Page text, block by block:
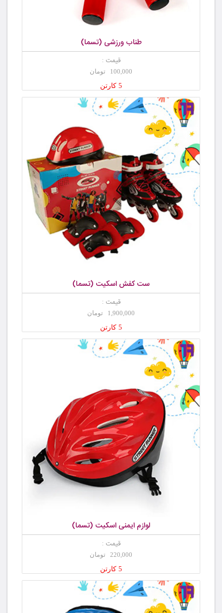
طناب ورزشی (تسما)
قیمت :
100,000 تومان
5 کارتن
ست کفش اسکیت (تسما)
قیمت :
1,900,000 تومان
5 کارتن
لوازم ایمنی اسکیت (تسما)
قیمت :
220,000 تومان
5 کارتن